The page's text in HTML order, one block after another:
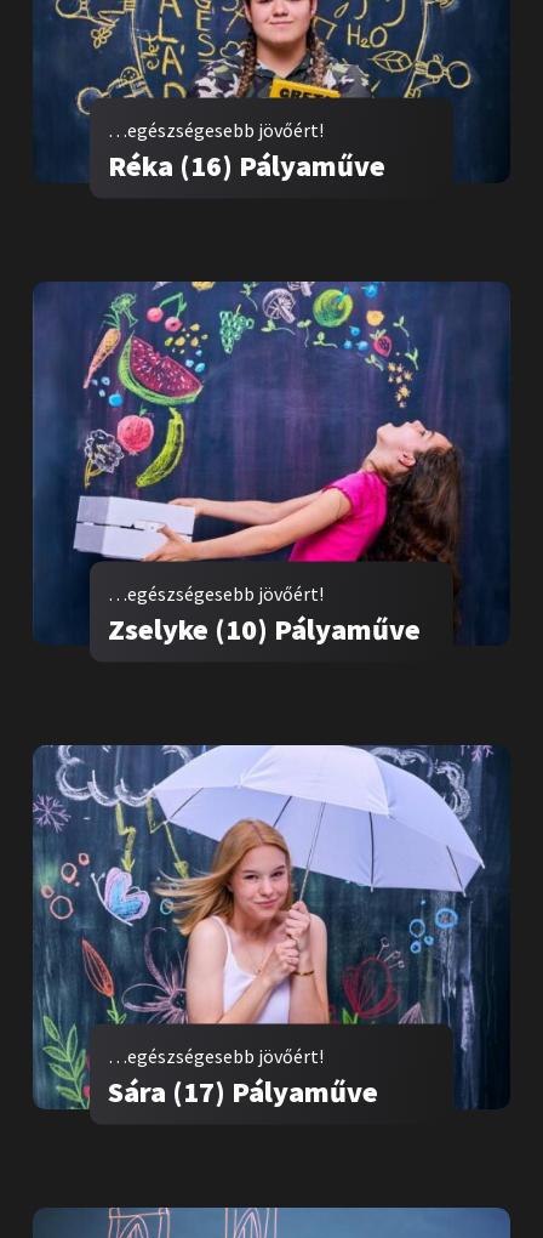
…egészségesebb jövőért!
Réka (16) Pályaműve
…egészségesebb jövőért!
Zselyke (10) Pályaműve
…egészségesebb jövőért!
Sára (17) Pályaműve